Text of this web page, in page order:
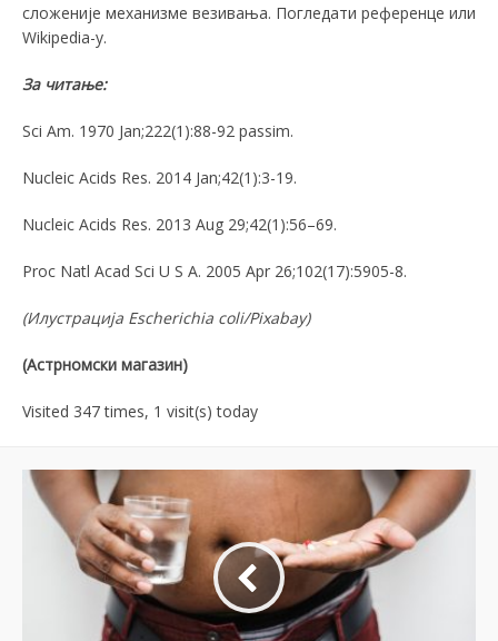
сложеније механизме везивања. Погледати референце или
Wikipedia-у.
За читање:
Sci Am. 1970 Jan;222(1):88-92 passim.
Nucleic Acids Res. 2014 Jan;42(1):3-19.
Nucleic Acids Res. 2013 Aug 29;42(1):56–69.
Proc Natl Acad Sci U S A. 2005 Apr 26;102(17):5905-8.
(Илустрација Escherichia coli/Pixabay)
(Астрномски магазин)
Visited 347 times, 1 visit(s) today